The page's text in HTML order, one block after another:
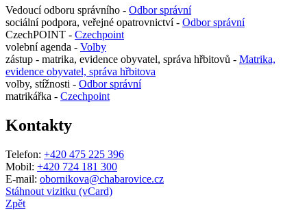
Vedoucí odboru správního - Odbor správní
sociální podpora, veřejné opatrovnictví - Odbor správní
CzechPOINT - Czechpoint
volební agenda - Volby
zástup - matrika, evidence obyvatel, správa hřbitovů - Matrika,
evidence obyvatel, správa hřbitova
volby, stížnosti - Odbor správní
matrikářka - Czechpoint
Kontakty
Telefon: +420 475 225 396
Mobil: +420 724 181 300
E-mail: obornikova@chabarovice.cz
Stáhnout vizitku (vCard)
Zpět